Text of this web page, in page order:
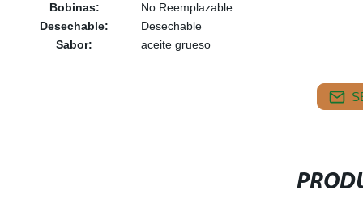
Bobinas:
No Reemplazable
Desechable:
Desechable
Sabor:
aceite grueso